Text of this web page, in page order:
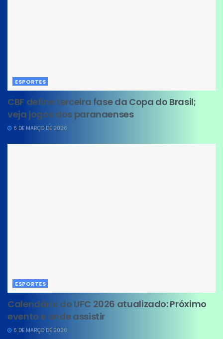
ESPORTES
CBF define terceira fase da Copa do Brasil;
veja jogos dos paranaenses
6 DE MARÇO DE 2026
ESPORTES
Calendário do UFC 2026 atualizado: Próximo
evento e onde assistir
6 DE MARÇO DE 2026